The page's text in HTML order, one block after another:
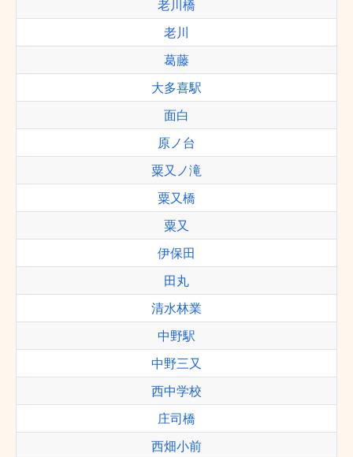
老川橋
老川
葛藤
大多喜駅
面白
原ノ台
粟又ノ滝
粟又橋
粟又
伊保田
田丸
清水林業
中野駅
中野三又
西中学校
庄司橋
西畑小前